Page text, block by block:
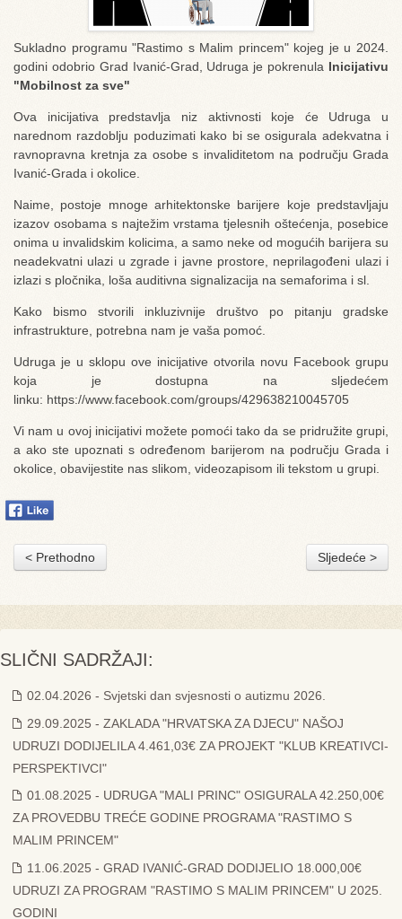
Sukladno programu "Rastimo s Malim princem" kojeg je u 2024.
godini odobrio Grad Ivanić-Grad, Udruga je pokrenula Inicijativu
"Mobilnost za sve"
Ova inicijativa predstavlja niz aktivnosti koje će Udruga u
narednom razdoblju poduzimati kako bi se osigurala adekvatna i
ravnopravna kretnja za osobe s invaliditetom na području Grada
Ivanić-Grada i okolice.
Naime, postoje mnoge arhitektonske barijere koje predstavljaju
izazov osobama s najtežim vrstama tjelesnih oštećenja, posebice
onima u invalidskim kolicima, a samo neke od mogućih barijera su
neadekvatni ulazi u zgrade i javne prostore, neprilagođeni ulazi i
izlazi s pločnika, loša auditivna signalizacija na semaforima i sl.
Kako bismo stvorili inkluzivnije društvo po pitanju gradske
infrastrukture, potrebna nam je vaša pomoć.
Udruga je u sklopu ove inicijative otvorila novu Facebook grupu
koja je dostupna na sljedećem
linku: https://www.facebook.com/groups/429638210045705
Vi nam u ovoj inicijativi možete pomoći tako da se pridružite grupi,
a ako ste upoznati s određenom barijerom na području Grada i
okolice, obavijestite nas slikom, videozapisom ili tekstom u grupi.
< Prethodno Sljedeće >
SLIČNI SADRŽAJI:
02.04.2026 - Svjetski dan svjesnosti o autizmu 2026.
29.09.2025 - ZAKLADA "HRVATSKA ZA DJECU" NAŠOJ
UDRUZI DODIJELILA 4.461,03€ ZA PROJEKT "KLUB KREATIVCI-
PERSPEKTIVCI"
01.08.2025 - UDRUGA "MALI PRINC" OSIGURALA 42.250,00€
ZA PROVEDBU TREĆE GODINE PROGRAMA "RASTIMO S
MALIM PRINCEM"
11.06.2025 - GRAD IVANIĆ-GRAD DODIJELIO 18.000,00€
UDRUZI ZA PROGRAM "RASTIMO S MALIM PRINCEM" U 2025.
GODINI